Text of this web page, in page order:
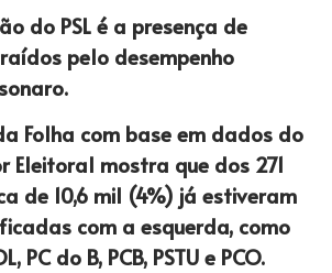
do PSL é a presença de
pelo desempenho
Folha com base em dados do
Eleitoral mostra que dos 271
de 10,6 mil (4%) já estiveram
com a esquerda, como
PC do B, PCB, PSTU e PCO.